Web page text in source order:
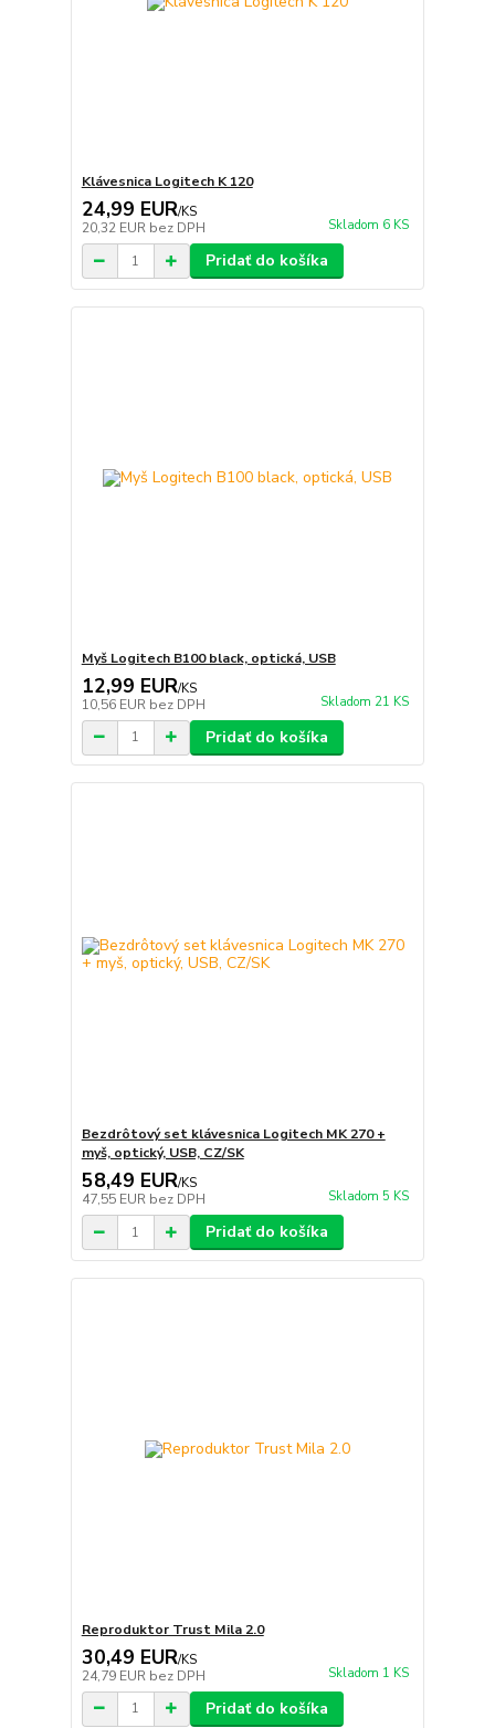
Klávesnica Logitech K 120
24,99 EUR/KS
20,32 EUR bez DPH Skladom 6 KS
Pridať do košíka
Myš Logitech B100 black, optická, USB
12,99 EUR/KS
10,56 EUR bez DPH Skladom 21 KS
Pridať do košíka
Bezdrôtový set klávesnica Logitech MK 270 +
myš, optický, USB, CZ/SK
58,49 EUR/KS
47,55 EUR bez DPH Skladom 5 KS
Pridať do košíka
Reproduktor Trust Mila 2.0
30,49 EUR/KS
24,79 EUR bez DPH Skladom 1 KS
Pridať do košíka